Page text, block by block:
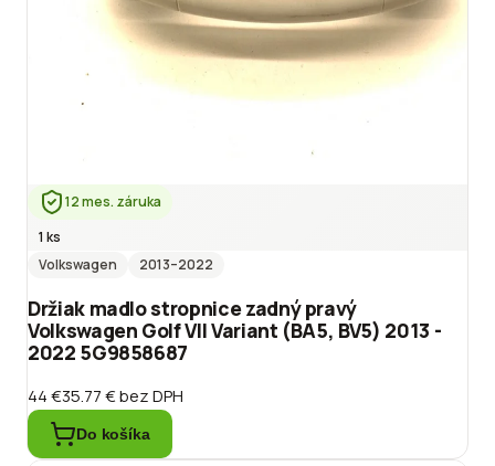
12 mes. záruka
1 ks
Volkswagen
2013–2022
Držiak madlo stropnice zadný pravý
Volkswagen Golf VII Variant (BA5, BV5) 2013 -
2022 5G9858687
44 €35.77 €bez DPH
Do košíka